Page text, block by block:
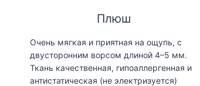
Плюш
Очень мягкая и приятная на ощупь, с
двусторонним ворсом длиной 4–5 мм.
Ткань качественная, гипоаллергенная и
антистатическая (не электризуется)